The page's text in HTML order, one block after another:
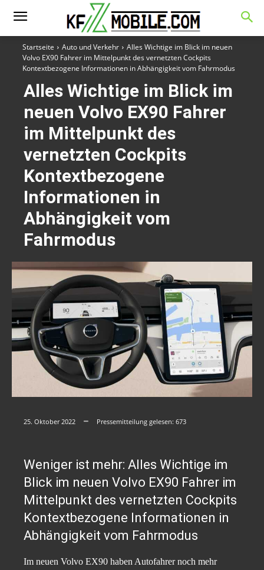
Startseite Auto und Verkehr
Alles Wichtige im Blick im neuen
Volvo EX90 Fahrer im Mittelpunkt des vernetzten Cockpits
Kontextbezogene Informationen in Abhängigkeit vom Fahrmodus
Alles Wichtige im Blick im
neuen Volvo EX90 Fahrer
im Mittelpunkt des
vernetzten Cockpits
Kontextbezogene
Informationen in
Abhängigkeit vom
Fahrmodus
25. Oktober 2022 Pressemitteilung gelesen: 673
Weniger ist mehr: Alles Wichtige im
Blick im neuen Volvo EX90 Fahrer im
Mittelpunkt des vernetzten Cockpits
Kontextbezogene Informationen in
Abhängigkeit vom Fahrmodus
Im neuen Volvo EX90 haben Autofahrer noch mehr